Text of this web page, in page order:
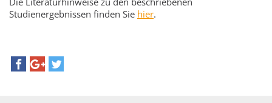
Studienergebnissen finden Sie hier.